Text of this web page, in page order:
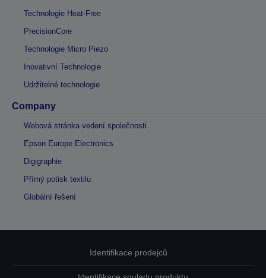
Technologie Heat-Free
PrecisionCore
Technologie Micro Piezo
Inovativní Technologie
Udržitelné technologie
Company
Webová stránka vedení společnosti
Epson Europe Electronics
Digigraphie
Přímý potisk textilu
Globální řešení
Identifikace prodejců